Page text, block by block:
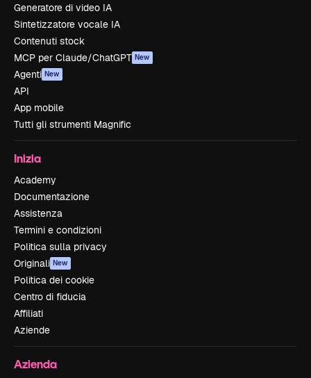
Generatore di video IA
Sintetizzatore vocale IA
Contenuti stock
MCP per Claude/ChatGPT New
Agenti New
API
App mobile
Tutti gli strumenti Magnific
Inizia
Academy
Documentazione
Assistenza
Termini e condizioni
Politica sulla privacy
Originali New
Politica dei cookie
Centro di fiducia
Affiliati
Aziende
Azienda